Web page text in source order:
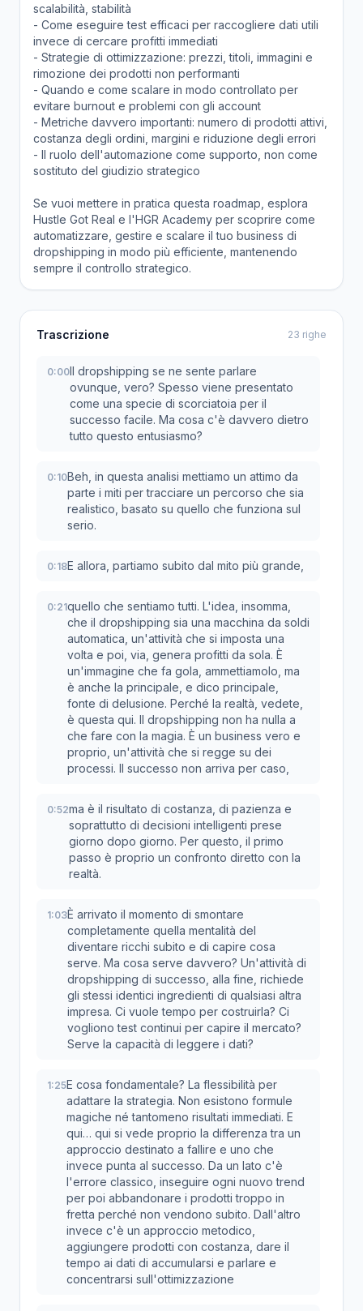
scalabilità, stabilità
- Come eseguire test efficaci per raccogliere dati utili
invece di cercare profitti immediati
- Strategie di ottimizzazione: prezzi, titoli, immagini e
rimozione dei prodotti non performanti
- Quando e come scalare in modo controllato per
evitare burnout e problemi con gli account
- Metriche davvero importanti: numero di prodotti attivi,
costanza degli ordini, margini e riduzione degli errori
- Il ruolo dell'automazione come supporto, non come
sostituto del giudizio strategico
Se vuoi mettere in pratica questa roadmap, esplora
Hustle Got Real e l'HGR Academy per scoprire come
automatizzare, gestire e scalare il tuo business di
dropshipping in modo più efficiente, mantenendo
sempre il controllo strategico.
Trascrizione 23 righe
0:00Il dropshipping se ne sente parlare
ovunque, vero? Spesso viene presentato
come una specie di scorciatoia per il
successo facile. Ma cosa c'è davvero dietro
tutto questo entusiasmo?
0:10Beh, in questa analisi mettiamo un attimo da
parte i miti per tracciare un percorso che sia
realistico, basato su quello che funziona sul
serio.
0:18E allora, partiamo subito dal mito più grande,
0:21quello che sentiamo tutti. L'idea, insomma,
che il dropshipping sia una macchina da soldi
automatica, un'attività che si imposta una
volta e poi, via, genera profitti da sola. È
un'immagine che fa gola, ammettiamolo, ma
è anche la principale, e dico principale,
fonte di delusione. Perché la realtà, vedete,
è questa qui. Il dropshipping non ha nulla a
che fare con la magia. È un business vero e
proprio, un'attività che si regge su dei
processi. Il successo non arriva per caso,
0:52ma è il risultato di costanza, di pazienza e
soprattutto di decisioni intelligenti prese
giorno dopo giorno. Per questo, il primo
passo è proprio un confronto diretto con la
realtà.
1:03È arrivato il momento di smontare
completamente quella mentalità del
diventare ricchi subito e di capire cosa
serve. Ma cosa serve davvero? Un'attività di
dropshipping di successo, alla fine, richiede
gli stessi identici ingredienti di qualsiasi altra
impresa. Ci vuole tempo per costruirla? Ci
vogliono test continui per capire il mercato?
Serve la capacità di leggere i dati?
1:25E cosa fondamentale? La flessibilità per
adattare la strategia. Non esistono formule
magiche né tantomeno risultati immediati. E
qui… qui si vede proprio la differenza tra un
approccio destinato a fallire e uno che
invece punta al successo. Da un lato c'è
l'errore classico, inseguire ogni nuovo trend
per poi abbandonare i prodotti troppo in
fretta perché non vendono subito. Dall'altro
invece c'è un approccio metodico,
aggiungere prodotti con costanza, dare il
tempo ai dati di accumularsi e parlare e
concentrarsi sull'ottimizzazione